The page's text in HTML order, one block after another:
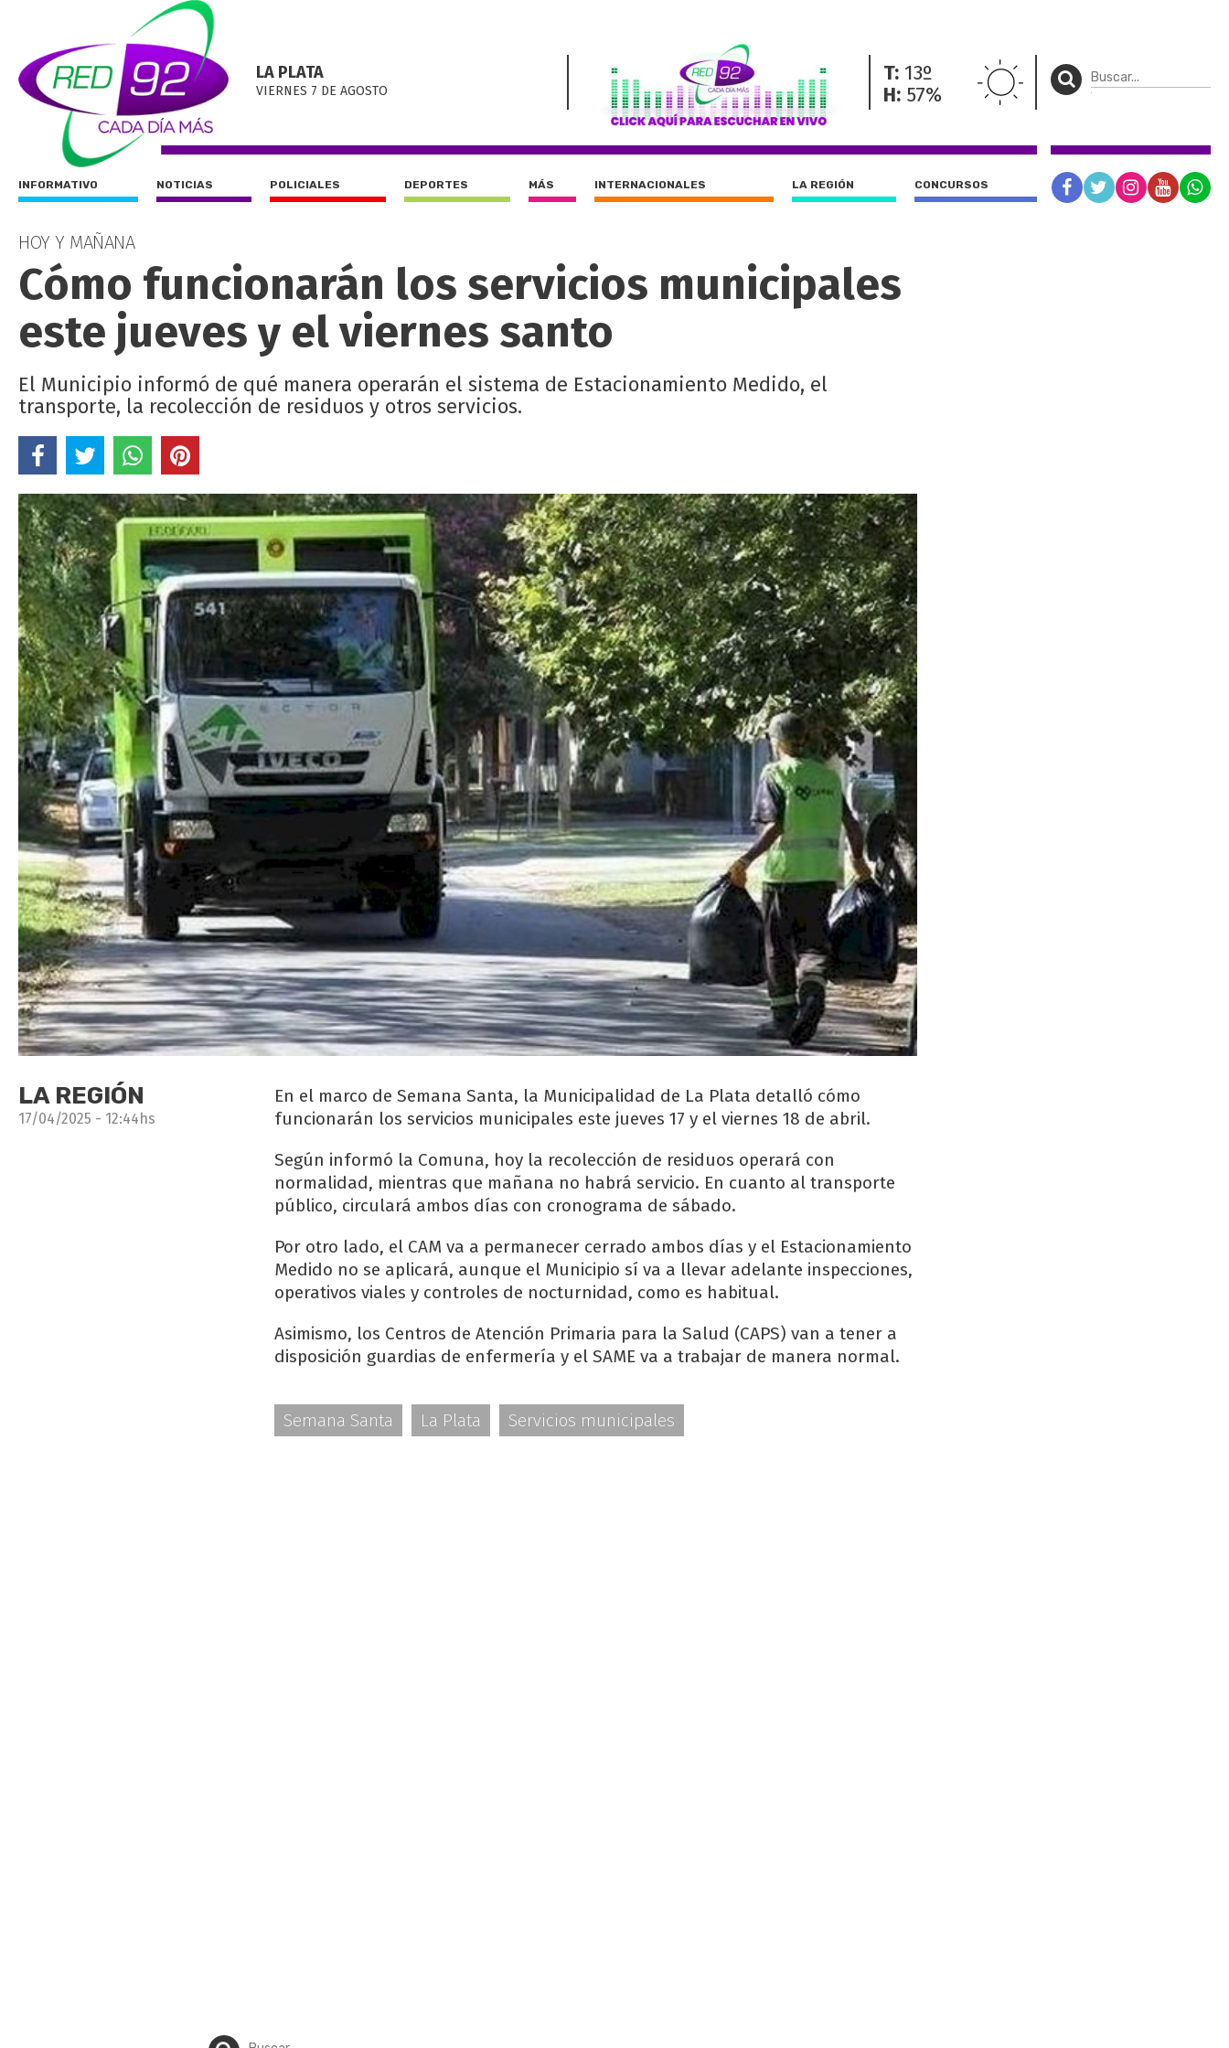
LA PLATA
VIERNES 7 DE AGOSTO
T: 13º
H: 57%
INFORMATIVO NOTICIAS POLICIALES DEPORTES MÁS INTERNACIONALES LA REGIÓN CONCURSOS
HOY Y MAÑANA
Cómo funcionarán los servicios municipales
este jueves y el viernes santo
El Municipio informó de qué manera operarán el sistema de Estacionamiento Medido, el
transporte, la recolección de residuos y otros servicios.
LA REGIÓN
17/04/2025 - 12:44hs
En el marco de Semana Santa, la Municipalidad de La Plata detalló cómo
funcionarán los servicios municipales este jueves 17 y el viernes 18 de abril.
Según informó la Comuna, hoy la recolección de residuos operará con
normalidad, mientras que mañana no habrá servicio. En cuanto al transporte
público, circulará ambos días con cronograma de sábado.
Por otro lado, el CAM va a permanecer cerrado ambos días y el Estacionamiento
Medido no se aplicará, aunque el Municipio sí va a llevar adelante inspecciones,
operativos viales y controles de nocturnidad, como es habitual.
Asimismo, los Centros de Atención Primaria para la Salud (CAPS) van a tener a
disposición guardias de enfermería y el SAME va a trabajar de manera normal.
Semana Santa La Plata Servicios municipales